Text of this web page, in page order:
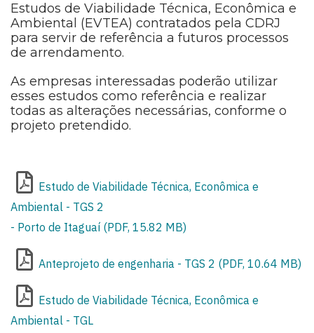
Estudos de Viabilidade Técnica, Econômica e
Ambiental (EVTEA) contratados pela CDRJ
para servir de referência a futuros processos
de arrendamento.
As empresas interessadas poderão utilizar
esses estudos como referência e realizar
todas as alterações necessárias, conforme o
projeto pretendido.
Estudo de Viabilidade Técnica, Econômica e
Ambiental - TGS 2
- Porto de Itaguaí (PDF, 15.82 MB)
Anteprojeto de engenharia - TGS 2 (PDF, 10.64 MB)
Estudo de Viabilidade Técnica, Econômica e
Ambiental - TGL